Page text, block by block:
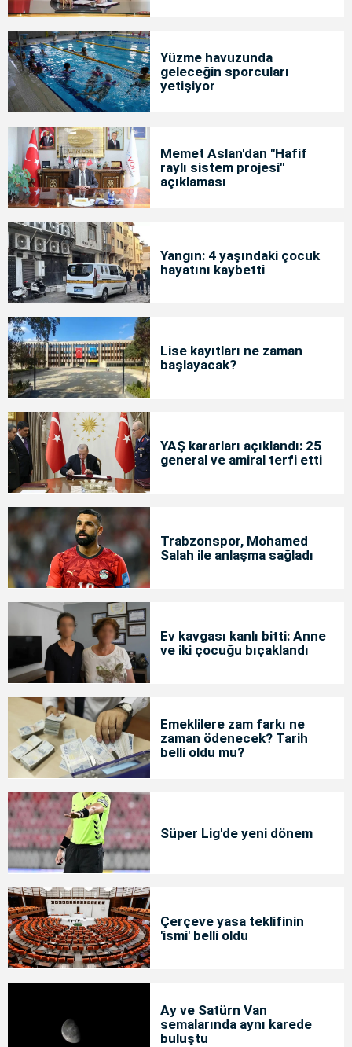
Yüzme havuzunda
geleceğin sporcuları
yetişiyor
Memet Aslan'dan "Hafif
raylı sistem projesi"
açıklaması
Yangın: 4 yaşındaki çocuk
hayatını kaybetti
Lise kayıtları ne zaman
başlayacak?
YAŞ kararları açıklandı: 25
general ve amiral terfi etti
Trabzonspor, Mohamed
Salah ile anlaşma sağladı
Ev kavgası kanlı bitti: Anne
ve iki çocuğu bıçaklandı
Emeklilere zam farkı ne
zaman ödenecek? Tarih
belli oldu mu?
Süper Lig'de yeni dönem
Çerçeve yasa teklifinin
'ismi' belli oldu
Ay ve Satürn Van
semalarında aynı karede
buluştu